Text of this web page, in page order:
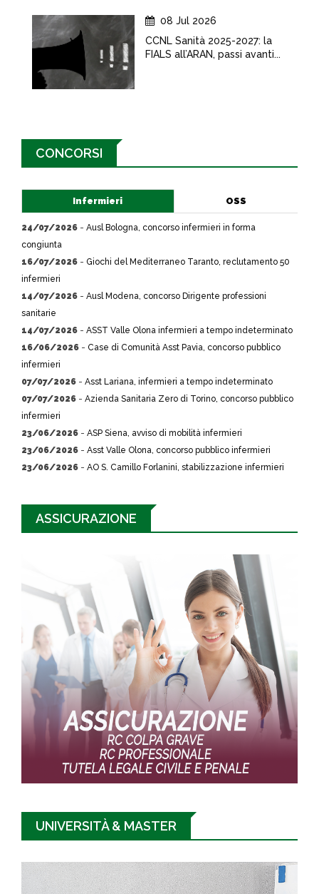
08 Jul 2026
CCNL Sanità 2025-2027: la
FIALS all’ARAN, passi avanti...
CONCORSI
Infermieri OSS
24/07/2026 - Ausl Bologna, concorso infermieri in forma
congiunta
16/07/2026 - Giochi del Mediterraneo Taranto, reclutamento 50
infermieri
14/07/2026 - Ausl Modena, concorso Dirigente professioni
sanitarie
14/07/2026 - ASST Valle Olona infermieri a tempo indeterminato
16/06/2026 - Case di Comunità Asst Pavia, concorso pubblico
infermieri
07/07/2026 - Asst Lariana, infermieri a tempo indeterminato
07/07/2026 - Azienda Sanitaria Zero di Torino, concorso pubblico
infermieri
23/06/2026 - ASP Siena, avviso di mobilità infermieri
23/06/2026 - Asst Valle Olona, concorso pubblico infermieri
23/06/2026 - AO S. Camillo Forlanini, stabilizzazione infermieri
ASSICURAZIONE
UNIVERSITÀ & MASTER